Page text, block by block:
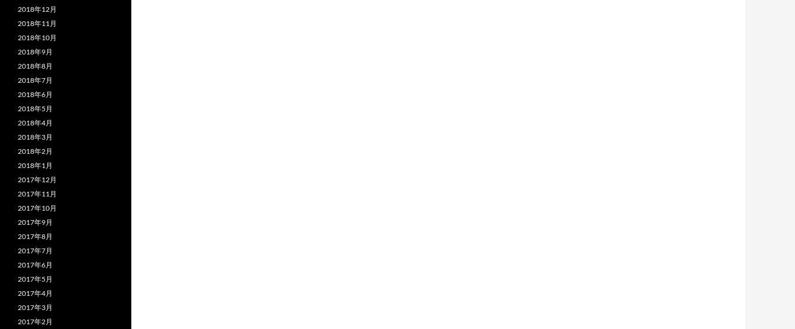
2018年12月
2018年11月
2018年10月
2018年9月
2018年8月
2018年7月
2018年6月
2018年5月
2018年4月
2018年3月
2018年2月
2018年1月
2017年12月
2017年11月
2017年10月
2017年9月
2017年8月
2017年7月
2017年6月
2017年5月
2017年4月
2017年3月
2017年2月